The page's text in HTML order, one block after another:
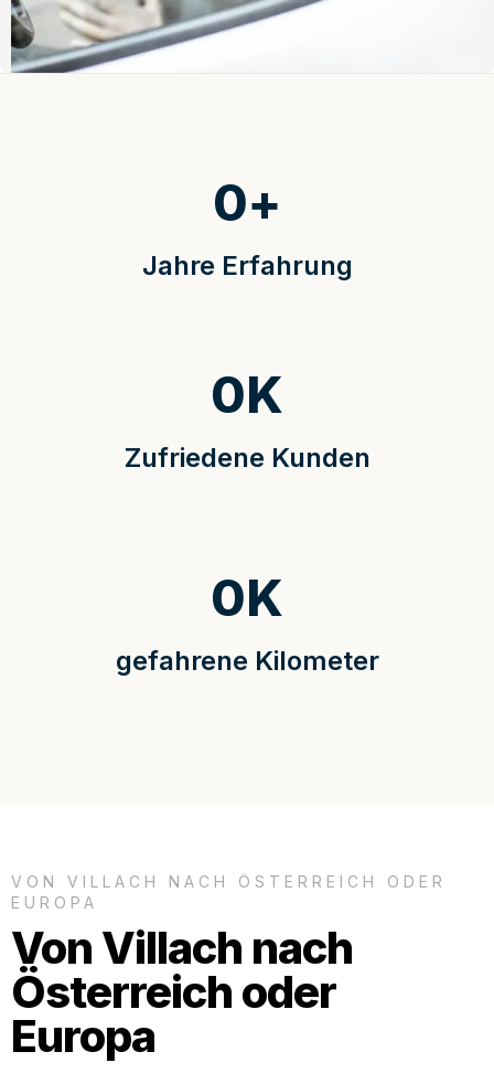
Jahre Erfahrung
0+
Zufriedene Kunden
0K
gefahrene Kilometer
0K
VON VILLACH NACH ÖSTERREICH ODER
EUROPA
Von Villach nach
Österreich oder
Europa